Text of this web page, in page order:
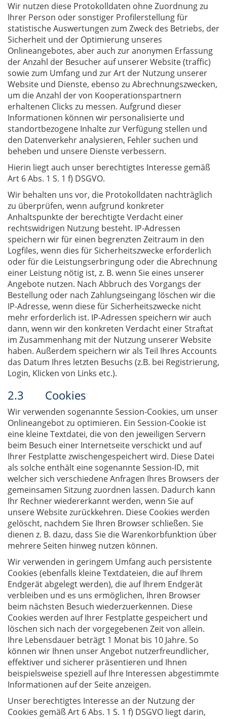
Wir nutzen diese Protokolldaten ohne Zuordnung zu
Ihrer Person oder sonstiger Profilerstellung für
statistische Auswertungen zum Zweck des Betriebs, der
Sicherheit und der Optimierung unseres
Onlineangebotes, aber auch zur anonymen Erfassung
der Anzahl der Besucher auf unserer Website (traffic)
sowie zum Umfang und zur Art der Nutzung unserer
Website und Dienste, ebenso zu Abrechnungszwecken,
um die Anzahl der von Kooperationspartnern
erhaltenen Clicks zu messen. Aufgrund dieser
Informationen können wir personalisierte und
standortbezogene Inhalte zur Verfügung stellen und
den Datenverkehr analysieren, Fehler suchen und
beheben und unsere Dienste verbessern.
Hierin liegt auch unser berechtigtes Interesse gemäß
Art 6 Abs. 1 S. 1 f) DSGVO.
Wir behalten uns vor, die Protokolldaten nachträglich
zu überprüfen, wenn aufgrund konkreter
Anhaltspunkte der berechtigte Verdacht einer
rechtswidrigen Nutzung besteht. IP-Adressen
speichern wir für einen begrenzten Zeitraum in den
Logfiles, wenn dies für Sicherheitszwecke erforderlich
oder für die Leistungserbringung oder die Abrechnung
einer Leistung nötig ist, z. B. wenn Sie eines unserer
Angebote nutzen. Nach Abbruch des Vorgangs der
Bestellung oder nach Zahlungseingang löschen wir die
IP-Adresse, wenn diese für Sicherheitszwecke nicht
mehr erforderlich ist. IP-Adressen speichern wir auch
dann, wenn wir den konkreten Verdacht einer Straftat
im Zusammenhang mit der Nutzung unserer Website
haben. Außerdem speichern wir als Teil Ihres Accounts
das Datum Ihres letzten Besuchs (z.B. bei Registrierung,
Login, Klicken von Links etc.).
2.3 Cookies
Wir verwenden sogenannte Session-Cookies, um unser
Onlineangebot zu optimieren. Ein Session-Cookie ist
eine kleine Textdatei, die von den jeweiligen Servern
beim Besuch einer Internetseite verschickt und auf
Ihrer Festplatte zwischengespeichert wird. Diese Datei
als solche enthält eine sogenannte Session-ID, mit
welcher sich verschiedene Anfragen Ihres Browsers der
gemeinsamen Sitzung zuordnen lassen. Dadurch kann
Ihr Rechner wiedererkannt werden, wenn Sie auf
unsere Website zurückkehren. Diese Cookies werden
gelöscht, nachdem Sie Ihren Browser schließen. Sie
dienen z. B. dazu, dass Sie die Warenkorbfunktion über
mehrere Seiten hinweg nutzen können.
Wir verwenden in geringem Umfang auch persistente
Cookies (ebenfalls kleine Textdateien, die auf Ihrem
Endgerät abgelegt werden), die auf Ihrem Endgerät
verbleiben und es uns ermöglichen, Ihren Browser
beim nächsten Besuch wiederzuerkennen. Diese
Cookies werden auf Ihrer Festplatte gespeichert und
löschen sich nach der vorgegebenen Zeit von allein.
Ihre Lebensdauer beträgt 1 Monat bis 10 Jahre. So
können wir Ihnen unser Angebot nutzerfreundlicher,
effektiver und sicherer präsentieren und Ihnen
beispielsweise speziell auf Ihre Interessen abgestimmte
Informationen auf der Seite anzeigen.
Unser berechtigtes Interesse an der Nutzung der
Cookies gemäß Art 6 Abs. 1 S. 1 f) DSGVO liegt darin,